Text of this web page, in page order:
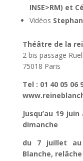
INSE>RM) et
Vidéos
Théâtre de la
2 bis passage
75018 Paris
Tel : 01 40 05 06
Jusqu’au 19
dimanche
du 7 juillet
Blanche,